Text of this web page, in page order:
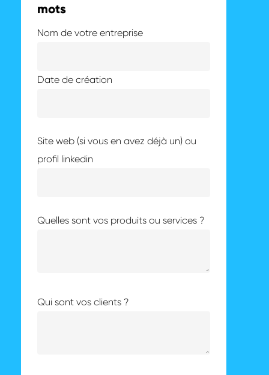
mots
Nom de votre entreprise
Date de création
Site web (si vous en avez déjà un) ou
profil linkedin
Quelles sont vos produits ou services ?
Qui sont vos clients ?